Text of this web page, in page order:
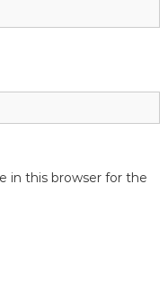
in this browser for the